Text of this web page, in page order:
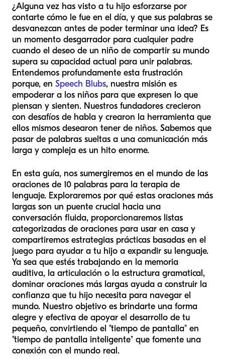
¿Alguna vez has visto a tu hijo esforzarse por
contarte cómo le fue en el día, y que sus palabras se
desvanezcan antes de poder terminar una idea? Es
un momento desgarrador para cualquier padre
cuando el deseo de un niño de compartir su mundo
supera su capacidad actual para unir palabras.
Entendemos profundamente esta frustración
porque, en Speech Blubs, nuestra misión es
empoderar a los niños para que expresen lo que
piensan y sienten. Nuestros fundadores crecieron
con desafíos de habla y crearon la herramienta que
ellos mismos desearon tener de niños. Sabemos que
pasar de palabras sueltas a una comunicación más
larga y compleja es un hito enorme.
En esta guía, nos sumergiremos en el mundo de las
oraciones de 10 palabras para la terapia de
lenguaje. Exploraremos por qué estas oraciones más
largas son un puente crucial hacia una
conversación fluida, proporcionaremos listas
categorizadas de oraciones para usar en casa y
compartiremos estrategias prácticas basadas en el
juego para ayudar a tu hijo a expandir su lenguaje.
Ya sea que estés trabajando en la memoria
auditiva, la articulación o la estructura gramatical,
dominar oraciones más largas ayuda a construir la
confianza que tu hijo necesita para navegar el
mundo. Nuestro objetivo es brindarte una forma
alegre y efectiva de apoyar el desarrollo de tu
pequeño, convirtiendo el "tiempo de pantalla" en
"tiempo de pantalla inteligente" que fomente una
conexión con el mundo real.